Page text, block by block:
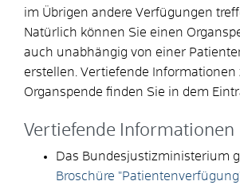
im Übrigen andere Verfügungen
Natürlich können Sie einen
auch unabhängig von einer
erstellen. Vertiefende Informationen
Organspende finden Sie in dem
Vertiefende Informationen
Das Bundesjustizministerium
Broschüre